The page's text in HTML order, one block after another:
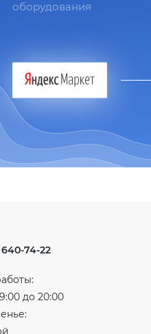
оборудования
74-22
до 20:00